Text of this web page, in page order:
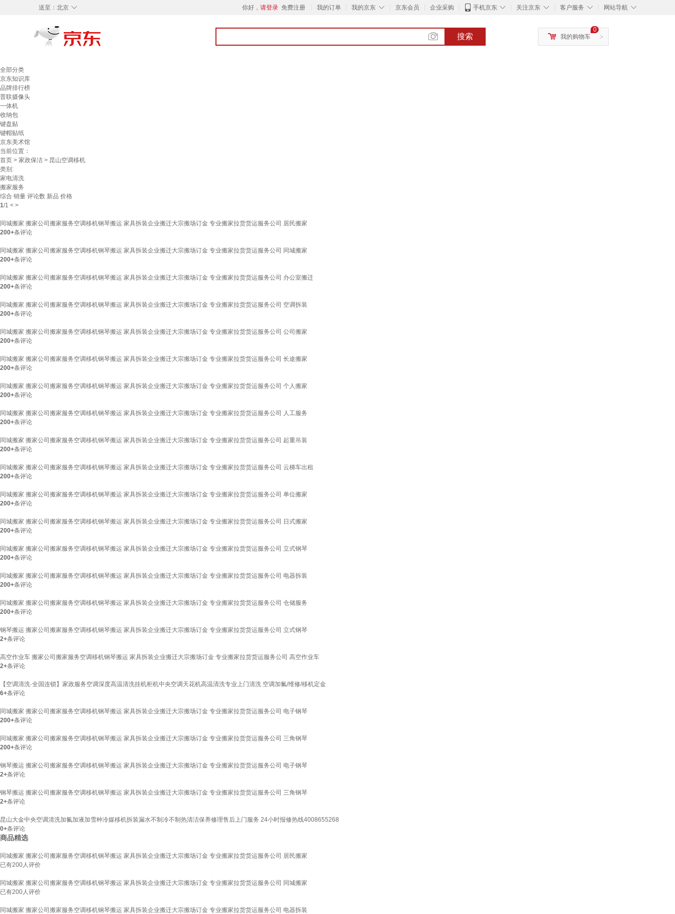
◇
送至： 北京 你好， 请登录 免费注册 我的订单 ◇
我的京东 京东会员 企业采购 ◇
手机京东 ◇
关注京东 ◇
客户服务 ◇
网站导航
搜索 >
0
我的购物车
全部分类
京东知识库
品牌排行榜
普联摄像头
一体机
收纳包
键盘贴
键帽贴纸
京东美术馆
当前位置：
首页 > 家政保洁 > 昆山空调移机
类别:
家电清洗
搬家服务
综合 销量 评论数 新品 价格
1/1 < >
同城搬家 搬家公司搬家服务空调移机钢琴搬运 家具拆装企业搬迁大宗搬场订金 专业搬家拉货货运服务公司 居民搬家
200+条评论
同城搬家 搬家公司搬家服务空调移机钢琴搬运 家具拆装企业搬迁大宗搬场订金 专业搬家拉货货运服务公司 同城搬家
200+条评论
同城搬家 搬家公司搬家服务空调移机钢琴搬运 家具拆装企业搬迁大宗搬场订金 专业搬家拉货货运服务公司 办公室搬迁
200+条评论
同城搬家 搬家公司搬家服务空调移机钢琴搬运 家具拆装企业搬迁大宗搬场订金 专业搬家拉货货运服务公司 空调拆装
200+条评论
同城搬家 搬家公司搬家服务空调移机钢琴搬运 家具拆装企业搬迁大宗搬场订金 专业搬家拉货货运服务公司 公司搬家
200+条评论
同城搬家 搬家公司搬家服务空调移机钢琴搬运 家具拆装企业搬迁大宗搬场订金 专业搬家拉货货运服务公司 长途搬家
200+条评论
同城搬家 搬家公司搬家服务空调移机钢琴搬运 家具拆装企业搬迁大宗搬场订金 专业搬家拉货货运服务公司 个人搬家
200+条评论
同城搬家 搬家公司搬家服务空调移机钢琴搬运 家具拆装企业搬迁大宗搬场订金 专业搬家拉货货运服务公司 人工服务
200+条评论
同城搬家 搬家公司搬家服务空调移机钢琴搬运 家具拆装企业搬迁大宗搬场订金 专业搬家拉货货运服务公司 起重吊装
200+条评论
同城搬家 搬家公司搬家服务空调移机钢琴搬运 家具拆装企业搬迁大宗搬场订金 专业搬家拉货货运服务公司 云梯车出租
200+条评论
同城搬家 搬家公司搬家服务空调移机钢琴搬运 家具拆装企业搬迁大宗搬场订金 专业搬家拉货货运服务公司 单位搬家
200+条评论
同城搬家 搬家公司搬家服务空调移机钢琴搬运 家具拆装企业搬迁大宗搬场订金 专业搬家拉货货运服务公司 日式搬家
200+条评论
同城搬家 搬家公司搬家服务空调移机钢琴搬运 家具拆装企业搬迁大宗搬场订金 专业搬家拉货货运服务公司 立式钢琴
200+条评论
同城搬家 搬家公司搬家服务空调移机钢琴搬运 家具拆装企业搬迁大宗搬场订金 专业搬家拉货货运服务公司 电器拆装
200+条评论
同城搬家 搬家公司搬家服务空调移机钢琴搬运 家具拆装企业搬迁大宗搬场订金 专业搬家拉货货运服务公司 仓储服务
200+条评论
钢琴搬运 搬家公司搬家服务空调移机钢琴搬运 家具拆装企业搬迁大宗搬场订金 专业搬家拉货货运服务公司 立式钢琴
2+条评论
高空作业车 搬家公司搬家服务空调移机钢琴搬运 家具拆装企业搬迁大宗搬场订金 专业搬家拉货货运服务公司 高空作业车
2+条评论
【空调清洗·全国连锁】家政服务空调深度高温清洗挂机柜机中央空调天花机高温清洗专业上门清洗 空调加氟/维修/移机定金
6+条评论
同城搬家 搬家公司搬家服务空调移机钢琴搬运 家具拆装企业搬迁大宗搬场订金 专业搬家拉货货运服务公司 电子钢琴
200+条评论
同城搬家 搬家公司搬家服务空调移机钢琴搬运 家具拆装企业搬迁大宗搬场订金 专业搬家拉货货运服务公司 三角钢琴
200+条评论
钢琴搬运 搬家公司搬家服务空调移机钢琴搬运 家具拆装企业搬迁大宗搬场订金 专业搬家拉货货运服务公司 电子钢琴
2+条评论
钢琴搬运 搬家公司搬家服务空调移机钢琴搬运 家具拆装企业搬迁大宗搬场订金 专业搬家拉货货运服务公司 三角钢琴
2+条评论
昆山大金中央空调清洗加氟加液加雪种冷媒移机拆装漏水不制冷不制热清洁保养修理售后上门服务 24小时报修热线4008655268
0+条评论
商品精选
同城搬家 搬家公司搬家服务空调移机钢琴搬运 家具拆装企业搬迁大宗搬场订金 专业搬家拉货货运服务公司 居民搬家
已有200人评价
同城搬家 搬家公司搬家服务空调移机钢琴搬运 家具拆装企业搬迁大宗搬场订金 专业搬家拉货货运服务公司 同城搬家
已有200人评价
同城搬家 搬家公司搬家服务空调移机钢琴搬运 家具拆装企业搬迁大宗搬场订金 专业搬家拉货货运服务公司 电器拆装